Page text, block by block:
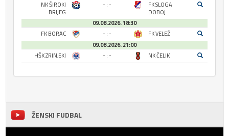
NK ŠIROKI
BRIJEG
- : -
FK SLOGA
DOBOJ
09.08.2026. 18:30
FK BORAC
- : -
FK VELEŽ
09.08.2026. 21:00
HŠK ZRINJSKI
- : - NK ČELIK
ŽENSKI FUDBAL